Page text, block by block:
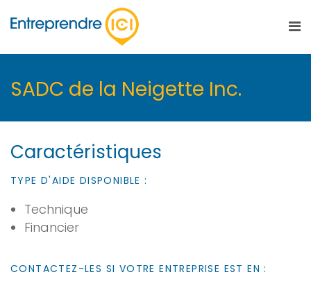
SADC de la Neigette Inc.
Caractéristiques
TYPE D'AIDE DISPONIBLE :
Technique
Financier
CONTACTEZ-LES SI VOTRE ENTREPRISE EST EN :